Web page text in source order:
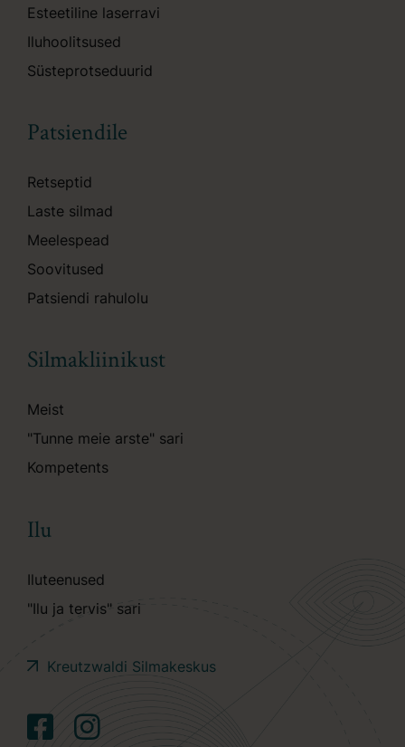
Esteetiline laserravi
Iluhoolitsused
Süsteprotseduurid
Patsiendile
Retseptid
Laste silmad
Meelespead
Soovitused
Patsiendi rahulolu
Silmakliinikust
Meist
"Tunne meie arste" sari
Kompetents
Ilu
Iluteenused
"Ilu ja tervis" sari
Kreutzwaldi Silmakeskus